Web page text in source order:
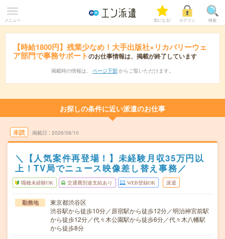
メニュー 気になる! ログイン 検索
【時給1800円】残業少なめ！大手出版社×リカバリーウェ
ア部門で事務サポートのお仕事情報は、掲載が終了しています
掲載時の情報は、 ページ下部 からご覧いただけます。
お探しの条件に近い派遣のお仕事
未読 掲載日 2026/08/10
＼【人気案件再登場！】未経験月収35万円以
上！TV局でニュース映像差し替え事務／
職種未経験OK 交通費別途支給あり WEB登録OK 派遣
勤務地
東京都渋谷区
渋谷駅から徒歩10分／原宿駅から徒歩12分／明治神宮前駅
から徒歩12分／代々木公園駅から徒歩6分／代々木八幡駅
から徒歩8分